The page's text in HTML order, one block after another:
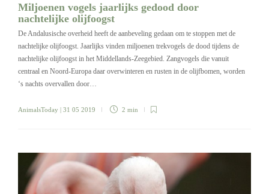
Miljoenen vogels jaarlijks gedood door
nachtelijke olijfoogst
De Andalusische overheid heeft de aanbeveling gedaan om te stoppen met de
nachtelijke olijfoogst. Jaarlijks vinden miljoenen trekvogels de dood tijdens de
nachtelijke olijfoogst in het Middellands-Zeegebied. Zangvogels die vanuit
centraal en Noord-Europa daar overwinteren en rusten in de olijfbomen, worden
‘s nachts overvallen door…
AnimalsToday | 31 05 2019 2 min